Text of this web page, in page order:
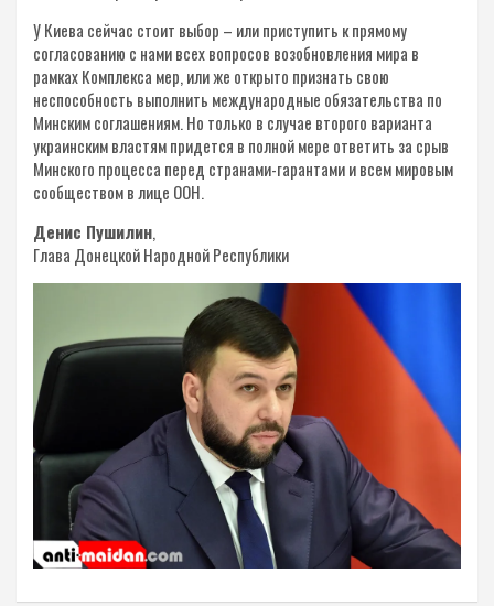
У Киева сейчас стоит выбор – или приступить к прямому
согласованию с нами всех вопросов возобновления мира в
рамках Комплекса мер, или же открыто признать свою
неспособность выполнить международные обязательства по
Минским соглашениям. Но только в случае второго варианта
украинским властям придется в полной мере ответить за срыв
Минского процесса перед странами-гарантами и всем мировым
сообществом в лице ООН.
Денис Пушилин,
Глава Донецкой Народной Республики